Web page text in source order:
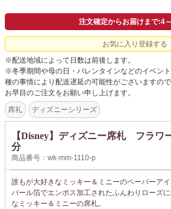
注文確定からお届けまで:4
お気に入り登録する
※配送地域によって日数は前後します。
※冬季期間や母の日・バレンタインなどのイベン
種の事情により配送遅延の可能性がございますの
お早目のご注文をお願い申し上げます。
席礼 ディズニーシリーズ
【Disney】ディズニー席札 フラ
分
商品番号：wk-mm-1110-p
誰もが大好きなミッキー＆ミニーのペーパーアイ
パール箔でエンボス加工されたふんわりローズ
なミッキー＆ミニーの席札。